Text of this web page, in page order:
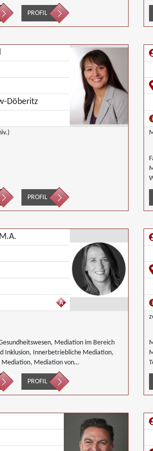
PROFIL
Döberitz
PROFIL
Mediation im Bereich
Inklusion, Innerbetriebliche Mediation,
Mediation von
Mediation bei
Mediation bei Team- und
keine besonderen Schwerpunkte
PROFIL